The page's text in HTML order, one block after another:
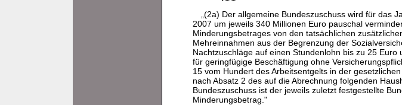
„(2a) Der allgemeine Bundeszuschuss wird für das
2007 um jeweils 340 Millionen Euro pauschal
Minderungsbetrages von den tatsächlichen
Mehreinnahmen aus der Begrenzung der
Nachtzuschläge auf einen Stundenlohn bis zu 25
für geringfügige Beschäftigung ohne
15 vom Hundert des Arbeitsentgelts in der
nach Absatz 2 des auf die Abrechnung folgenden
Bundeszuschuss ist der jeweils zuletzt festgestellte
Minderungsbetrag."